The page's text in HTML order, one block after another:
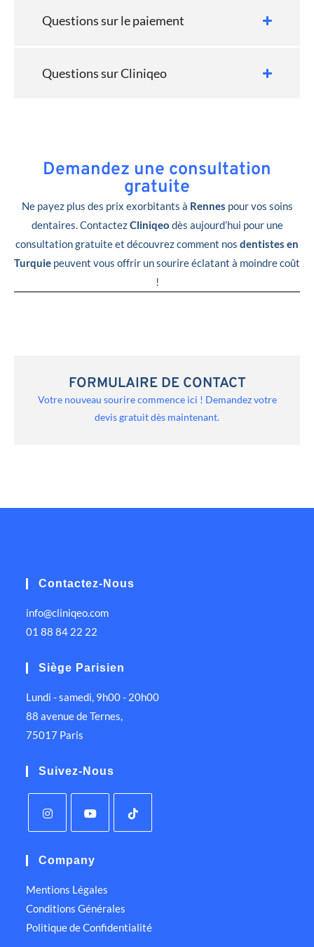
Questions sur le paiement
Questions sur Cliniqeo
Demandez une consultation
gratuite
Ne payez plus des prix exorbitants à Rennes pour vos soins
dentaires. ContactezCliniqeo dès aujourd’hui pour une
consultation gratuite et découvrez comment nos dentistes en
Turquie peuvent vous offrir un sourire éclatant à moindre coût
!
FORMULAIRE DE CONTACT
Votre nouveau sourire commence ici ! Demandez votre
devis gratuit dès maintenant.
Contactez-Nous
info@cliniqeo.com
01 88 84 22 22
Siège Parisien
Lundi - samedi, 9h00 - 20h00
88 avenue de Ternes,
75017 Paris
Suivez-Nous
Company
Mentions Légales
Conditions Générales
Politique de Confidentialité